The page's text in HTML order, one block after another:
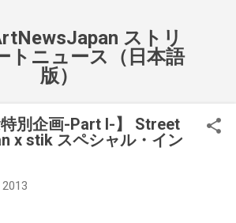
ストリ
トニュース（日本語
版）
特別企画-Part I-】 Street
x stik スペシャル・イン